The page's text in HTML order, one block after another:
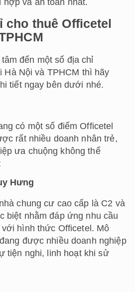
và an toàn nhất.
cho thuê Officetel
đến một số địa chỉ
Hà Nội và TPHCM thì hãy
tiết ngay bên dưới nhé.
có một số điểm Officetel
rất nhiều doanh nhân trẻ,
ưa chuộng không thể
Hưng
chung cư cao cấp là C2 và
biệt nhằm đáp ứng nhu cầu
hình thức Officetel. Mô
được nhiều doanh nghiệp
tiện nghi, linh hoạt khi sử